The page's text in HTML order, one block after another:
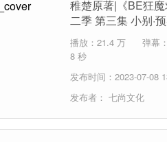
稚楚原著|《BE狂
二季 第三集 小别·
播放：21.4 万 弹幕
8 秒
发布时间：2023-07-08
发布者： 七尚文化